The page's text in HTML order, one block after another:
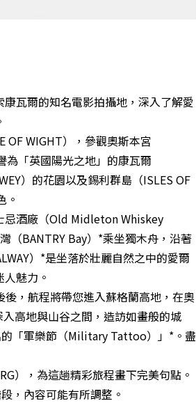
瓦爾的知名電影拍攝地，深入了解愛
OF WIGHT），參觀奧斯本宮
為「英國陽光之地」的康瓦爾
）的花園以及錫利群島（ISLES OF
。
忌酒廠（Old Midleton Whiskey
（BANTRY Bay）*乘坐獨木舟，沿著
）*是坐落於壯麗自然之中的愛爾
魅力。
，航程將帶您進入蘇格蘭高地，在奧
高地與山谷之間，造訪如畫般的城
「軍樂節（Military Tattoo）」*。盡
），為這趟精彩旅程畫下完美句點。
，內容可能有所調整。